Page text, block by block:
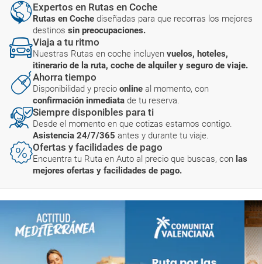
Expertos en Rutas en Coche
Rutas en Coche diseñadas para que recorras los mejores
destinos sin preocupaciones.
Viaja a tu ritmo
Nuestras Rutas en coche incluyen vuelos, hoteles,
itinerario de la ruta, coche de alquiler y seguro de viaje.
Ahorra tiempo
Disponibilidad y precio online al momento, con
confirmación inmediata de tu reserva.
Siempre disponibles para ti
Desde el momento en que cotizas estamos contigo.
Asistencia 24/7/365 antes y durante tu viaje.
Ofertas y facilidades de pago
Encuentra tu Ruta en Auto al precio que buscas, con las
mejores ofertas y facilidades de pago.